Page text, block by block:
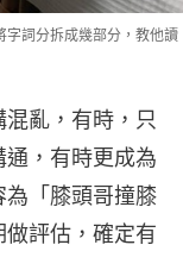
字詞分拆成幾部分，教他讀
亂，有時，只
，有時更成為
為「膝頭哥撞膝
評估，確定有